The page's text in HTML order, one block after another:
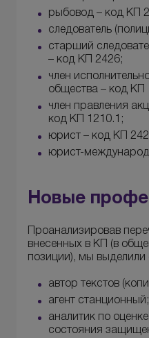
рыбовод – код КП
следователь
старший
– код КП 2426;
член
общества – код КП
член правления
код КП 1210.1;
юрист – код КП
юрист-
Новые
Проанализировав
внесенных в КП (в
позиции), мы
автор текстов
агент станционный;
аналитик по
состояния